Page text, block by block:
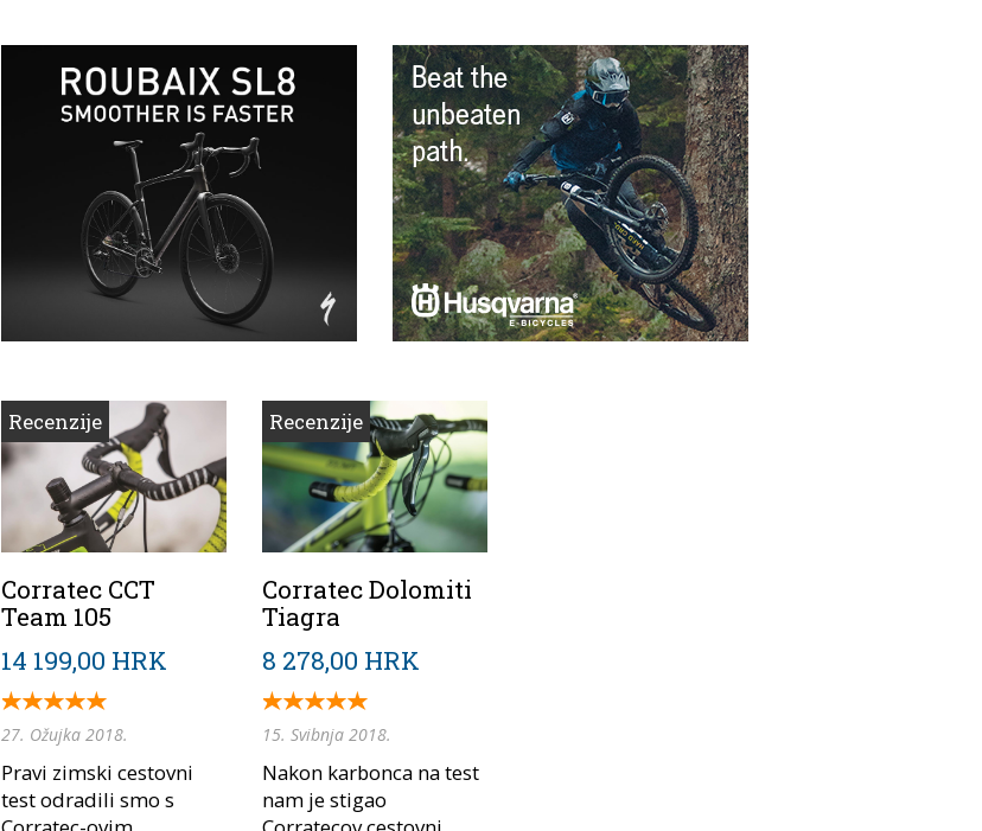
Recenzije
Corratec CCT
Team 105
14 199,00 HRK
27. Ožujka 2018.
Pravi zimski cestovni
test odradili smo s
Recenzije
Corratec Dolomiti
Tiagra
8 278,00 HRK
15. Svibnja 2018.
Nakon karbonca na test
nam je stigao